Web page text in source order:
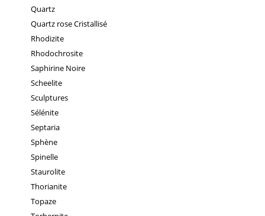
Quartz
Quartz rose Cristallisé
Rhodizite
Rhodochrosite
Saphirine Noire
Scheelite
Sculptures
Sélénite
Septaria
Sphène
Spinelle
Staurolite
Thorianite
Topaze